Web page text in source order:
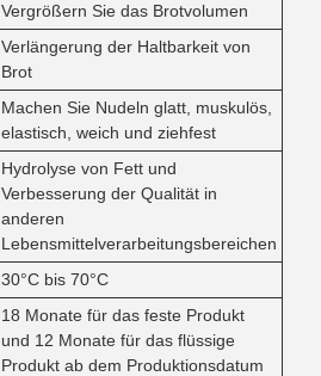
Vergrößern Sie das Brotvolumen
Verlängerung der Haltbarkeit von
Brot
Machen Sie Nudeln glatt, muskulös,
elastisch, weich und ziehfest
Hydrolyse von Fett und
Verbesserung der Qualität in
anderen
Lebensmittelverarbeitungsbereichen
30°C bis 70°C
18 Monate für das feste Produkt
und 12 Monate für das flüssige
Produkt ab dem Produktionsdatum